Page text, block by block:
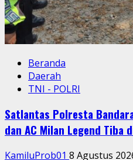
Beranda
Daerah
TNI - POLRI
Satlantas Polresta
dan AC Milan Legend Tiba
KamiluProb01 8 Agustus